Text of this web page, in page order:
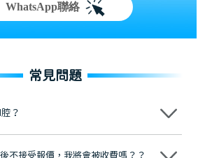
WhatsApp聯絡
常見問題
？
世」的大學校訓，各分院匯聚來自香港、內地的